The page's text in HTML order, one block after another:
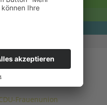
Frauenunion